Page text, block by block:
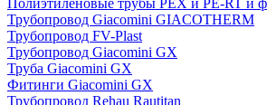
Трубопровод Giacomini GIACOTHERM
Трубопровод FV-Plast
Трубопровод Giacomini GX
Труба Giacomini GX
Фитинги Giacomini GX
Трубопровод Rehau Rautitan